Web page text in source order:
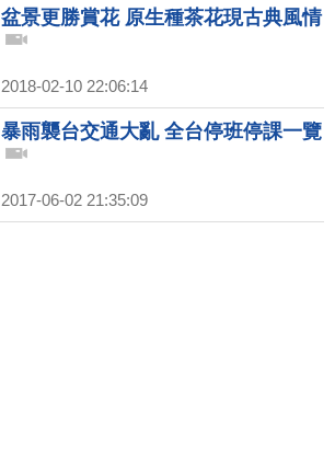
盆景更勝賞花 原生種茶花現古典風情
2018-02-10 22:06:14
暴雨襲台交通大亂 全台停班停課一覽
2017-06-02 21:35:09